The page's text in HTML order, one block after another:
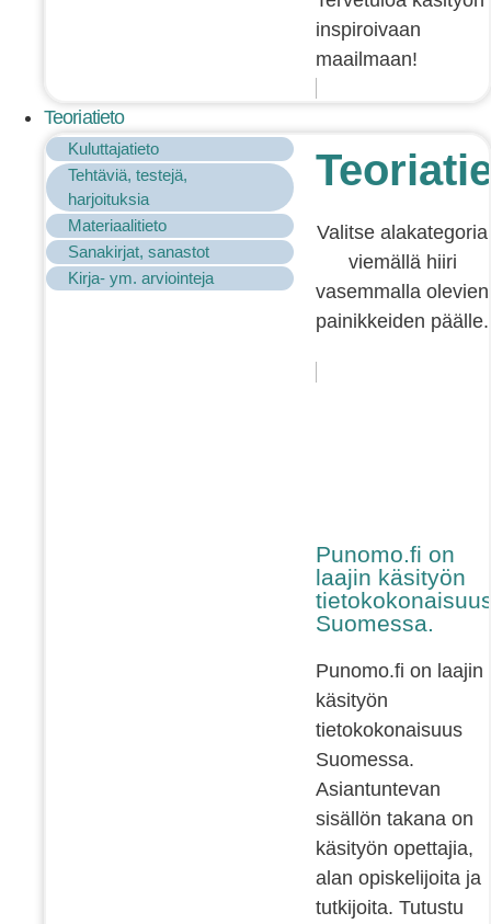
inspiroivaan
maailmaan!
Teoriatieto
Kuluttajatieto
Tehtäviä, testejä,
harjoituksia
Materiaalitieto
Sanakirjat, sanastot
Kirja- ym. arviointeja
Valitse alakategoria
viemällä hiiri
vasemmalla olevien
painikkeiden päälle.
Punomo.fi on
laajin käsityön
Suomessa.
Punomo.fi on laajin
käsityön
tietokokonaisuus
Suomessa.
Asiantuntevan
sisällön takana on
käsityön opettajia,
alan opiskelijoita ja
tutkijoita. Tutustu